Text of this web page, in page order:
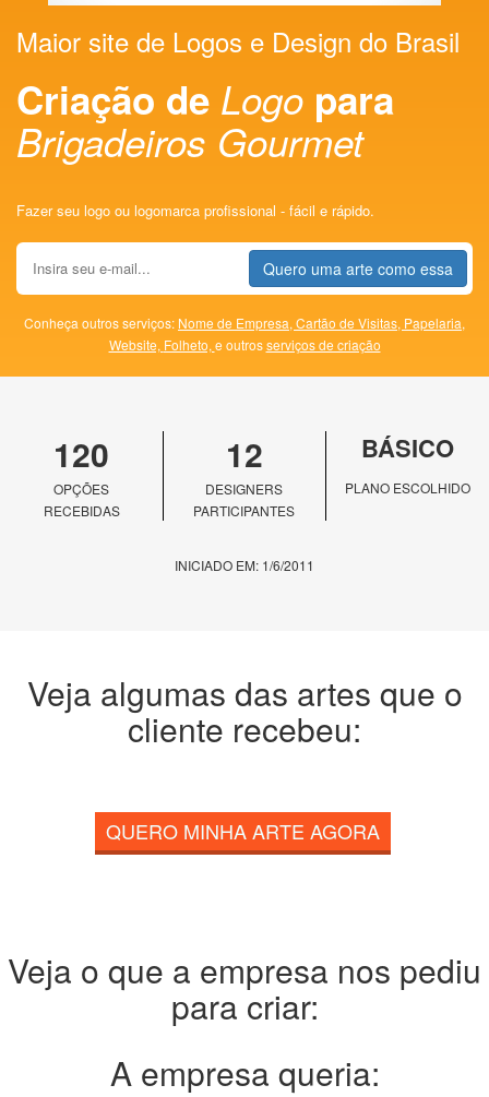
Maior site de Logos e Design do Brasil
Criação de Logo para
Brigadeiros Gourmet
Fazer seu logo ou logomarca profissional - fácil e rápido.
Quero uma arte como essa
Conheça outros serviços: Nome de Empresa, Cartão de Visitas, Papelaria,
Website, Folheto, e outrosserviços de criação
120
OPÇÕES
RECEBIDAS
12
DESIGNERS
PARTICIPANTES
BÁSICO
PLANO ESCOLHIDO
INICIADO EM: 1/6/2011
Veja algumas das artes que o
cliente recebeu:
QUERO MINHA ARTE AGORA
Veja o que a empresa nos pediu
para criar:
A empresa queria: